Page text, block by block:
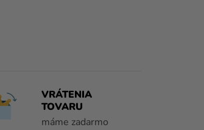
VRÁTENIA
TOVARU
máme zadarmo